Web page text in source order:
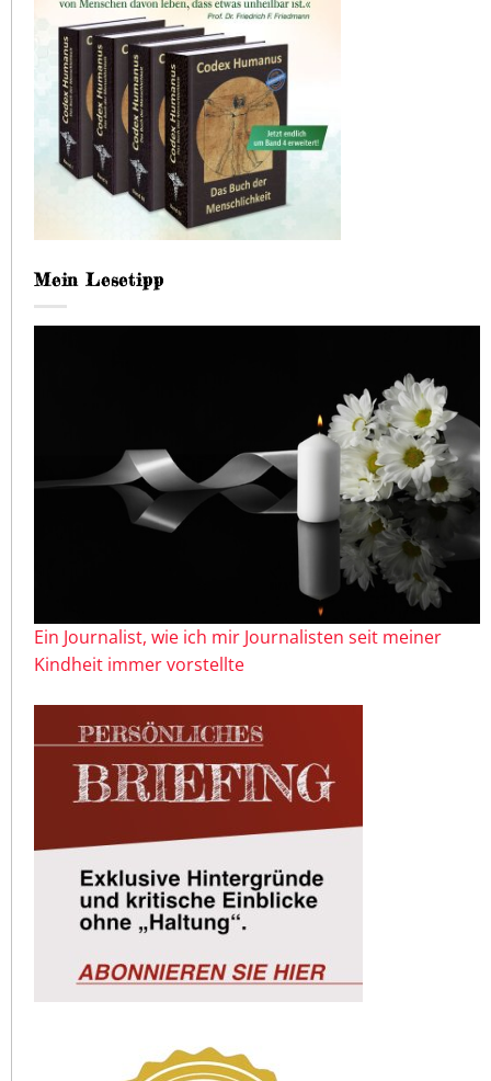
Mein Lesetipp
Ein Journalist, wie ich mir Journalisten seit meiner
Kindheit immer vorstellte